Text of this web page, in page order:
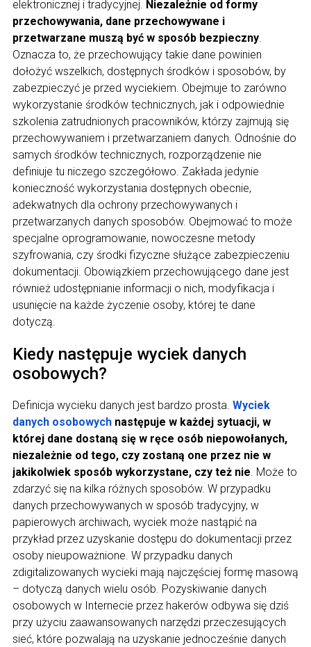
elektronicznej i tradycyjnej. Niezależnie od formy
przechowywania, dane przechowywane i
przetwarzane muszą być w sposób bezpieczny.
Oznacza to, że przechowujący takie dane powinien
dołożyć wszelkich, dostępnych środków i sposobów, by
zabezpieczyć je przed wyciekiem. Obejmuje to zarówno
wykorzystanie środków technicznych, jak i odpowiednie
szkolenia zatrudnionych pracowników, którzy zajmują się
przechowywaniem i przetwarzaniem danych. Odnośnie do
samych środków technicznych, rozporządzenie nie
definiuje tu niczego szczegółowo. Zakłada jedynie
konieczność wykorzystania dostępnych obecnie,
adekwatnych dla ochrony przechowywanych i
przetwarzanych danych sposobów. Obejmować to może
specjalne oprogramowanie, nowoczesne metody
szyfrowania, czy środki fizyczne służące zabezpieczeniu
dokumentacji. Obowiązkiem przechowującego dane jest
również udostępnianie informacji o nich, modyfikacja i
usunięcie na każde życzenie osoby, której te dane
dotyczą.
Kiedy następuje wyciek danych
osobowych?
Definicja wycieku danych jest bardzo prosta. Wyciek
danych osobowychnastępuje w każdej sytuacji, w
której dane dostaną się w ręce osób niepowołanych,
niezależnie od tego, czy zostaną one przez nie w
jakikolwiek sposób wykorzystane, czy też nie. Może to
zdarzyć się na kilka różnych sposobów. W przypadku
danych przechowywanych w sposób tradycyjny, w
papierowych archiwach, wyciek może nastąpić na
przykład przez uzyskanie dostępu do dokumentacji przez
osoby nieupoważnione. W przypadku danych
zdigitalizowanych wycieki mają najczęściej formę masową
– dotyczą danych wielu osób. Pozyskiwanie danych
osobowych w Internecie przez hakerów odbywa się dziś
przy użyciu zaawansowanych narzędzi przeczesujących
sieć, które pozwalają na uzyskanie jednocześnie danych